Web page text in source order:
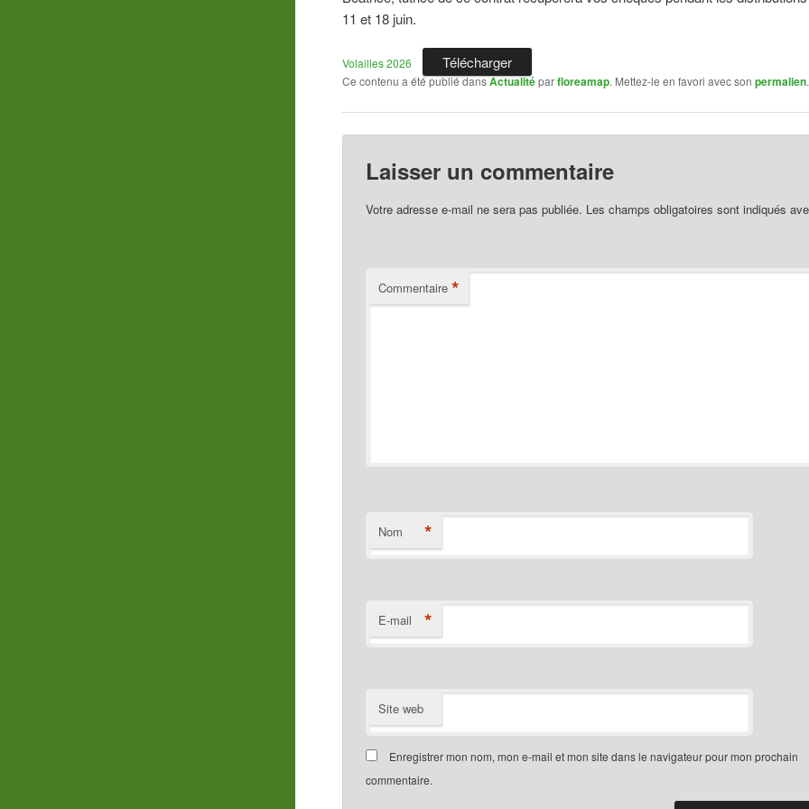
11 et 18 juin.
Volailles 2026 Télécharger
Ce contenu a été publié dansActualitéparfloreamap. Mettez-le en favori avec sonpermalien.
Laisser un commentaire
Votre adresse e-mail ne sera pas publiée. Les champs obligatoires sont indiqués
Commentaire *
Nom *
E-mail *
Site web
Enregistrer mon nom, mon e-mail et mon site dans le navigateur pour mon prochain
commentaire.